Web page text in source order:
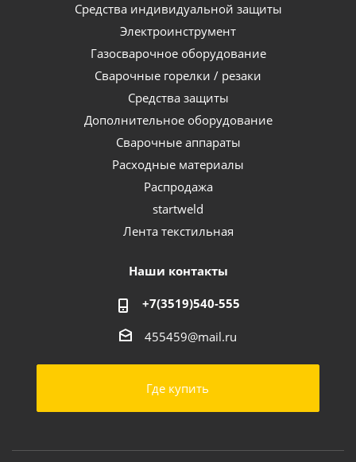
Средства индивидуальной защиты
Электроинструмент
Газосварочное оборудование
Сварочные горелки / резаки
Средства защиты
Дополнительное оборудование
Сварочные аппараты
Расходные материалы
Распродажа
startweld
Лента текстильная
Наши контакты
+7(3519)540-555
455459@mail.ru
Где купить